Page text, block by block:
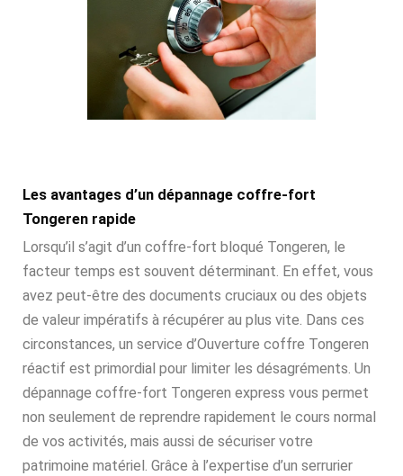
Les avantages d’un dépannage coffre-fort
Tongeren rapide
Lorsqu’il s’agit d’un coffre-fort bloqué Tongeren, le
facteur temps est souvent déterminant. En effet, vous
avez peut-être des documents cruciaux ou des objets
de valeur impératifs à récupérer au plus vite. Dans ces
circonstances, un service d’Ouverture coffre Tongeren
réactif est primordial pour limiter les désagréments. Un
dépannage coffre-fort Tongeren express vous permet
non seulement de reprendre rapidement le cours normal
de vos activités, mais aussi de sécuriser votre
patrimoine matériel. Grâce à l’expertise d’un serrurier